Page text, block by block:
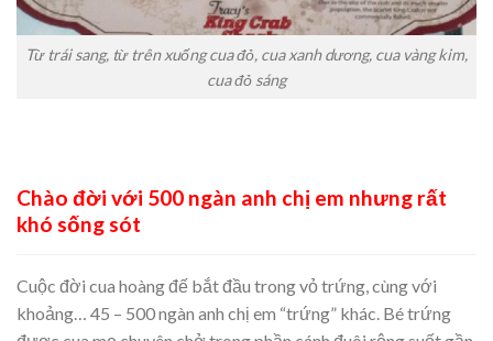
Từ trái sang, từ trên xuống cua đỏ, cua xanh dương, cua vàng kim,
cua đỏ sáng
Chào đời với 500 ngàn anh chị em nhưng rất
khó sống sót
Cuộc đời cua hoàng đế bắt đầu trong vỏ trứng, cùng với
khoảng… 45 – 500 ngàn anh chị em “trứng” khác. Bé trứng